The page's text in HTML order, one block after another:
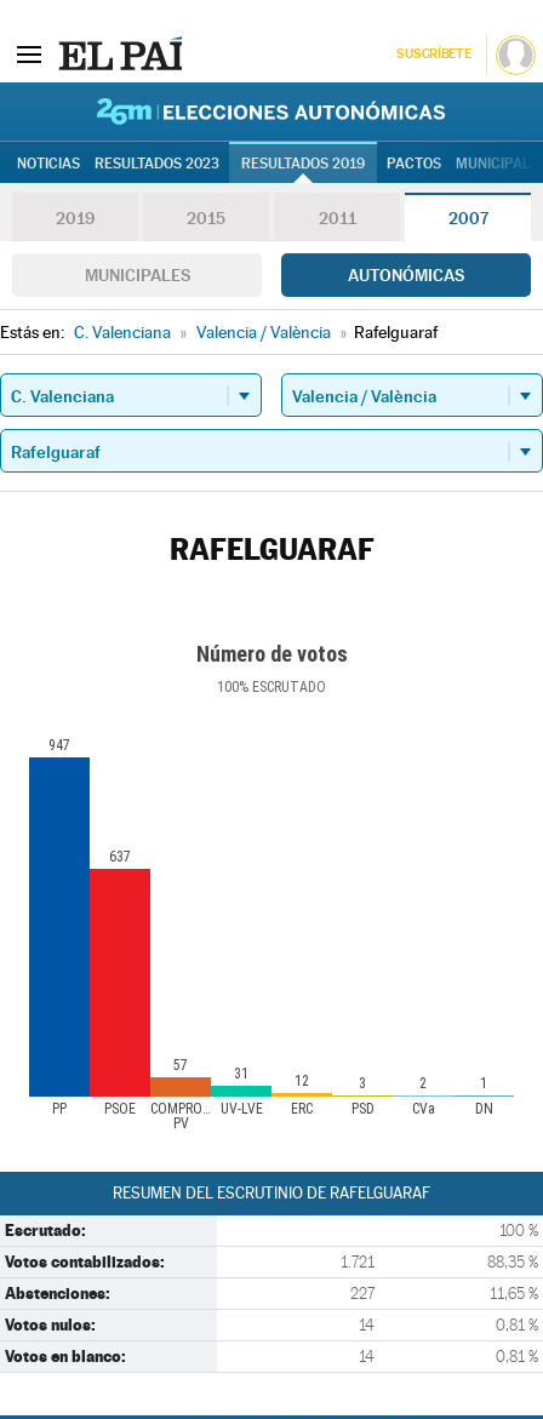
SUSCRÍBETE
NOTICIAS RESULTADOS 2023 RESULTADOS 2019 PACTOS
2019 2015 2011 2007
MUNICIPALES AUTONÓMICAS
Estás en: C. Valenciana » Valencia / València » Rafelguaraf
RAFELGUARAF
Número de votos
100% ESCRUTADO
PP PSOE
COMPROMIS
PV
UV-LVE ERC PSD CVa DN
947
637
57 31 12 3 2 1
RESUMEN DEL ESCRUTINIO DE RAFELGUARAF
Escrutado: 100 %
Votos contabilizados: 1.721 88,35 %
Abstenciones: 227 11,65 %
Votos nulos: 14 0,81 %
Votos en blanco: 14 0,81 %